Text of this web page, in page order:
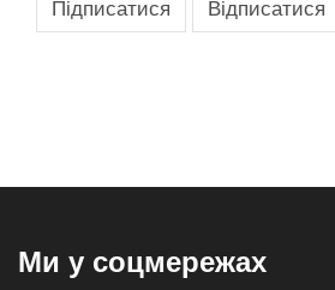
Ми у соцмережах